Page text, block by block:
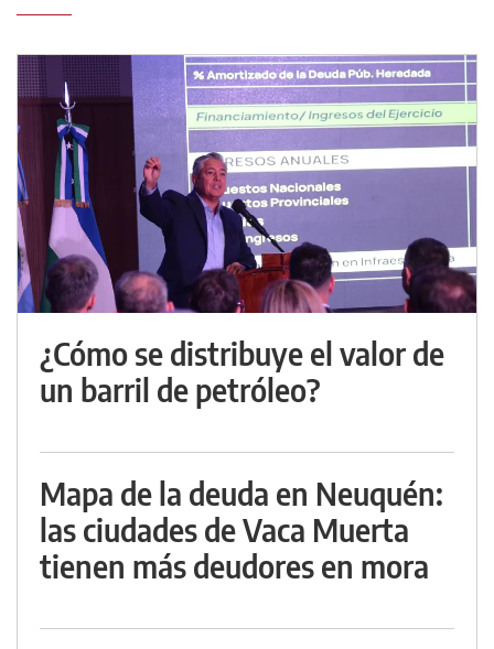
¿Cómo se distribuye el valor de
un barril de petróleo?
Mapa de la deuda en Neuquén:
las ciudades de Vaca Muerta
tienen más deudores en mora